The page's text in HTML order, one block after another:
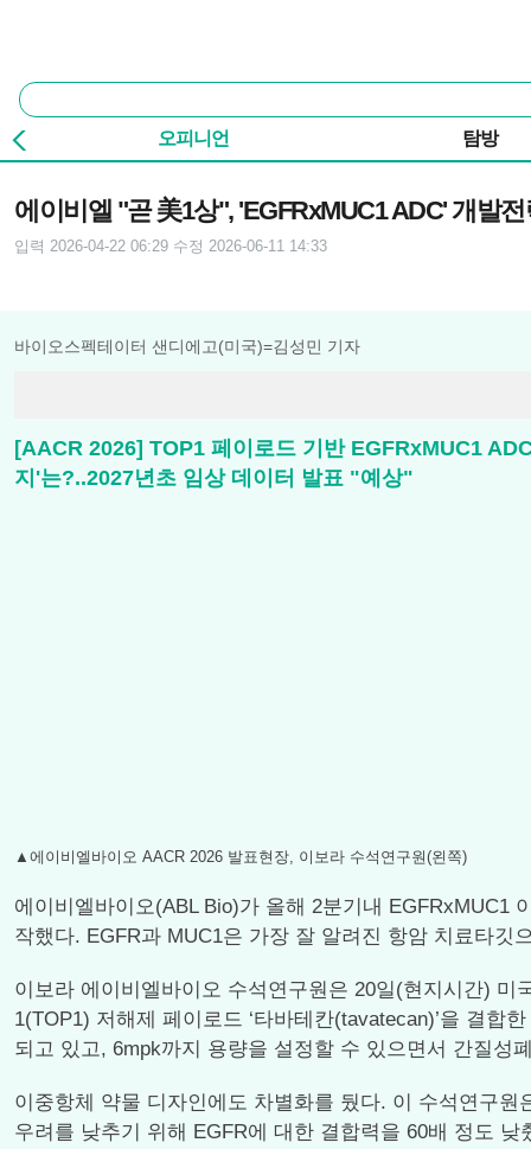
통
합
검
색
오피니언 탐방
에이비엘 "곧 美1상", 'EGFRxMUC1 ADC' 개발
입력 2026-04-22 06:29 수정 2026-06-11 14:33
바이오스펙테이터 샌디에고(미국)=김성민 기자
[AACR 2026] TOP1 페이로드 기반 EGFRxMUC1
지'는?..2027년초 임상 데이터 발표 "예상"
▲에이비엘바이오 AACR 2026 발표현장, 이보라 수석연구원(왼쪽)
에이비엘바이오(ABL Bio)가 올해 2분기내 EGFRxMUC1
작했다. EGFR과 MUC1은 가장 잘 알려진 항암 치료타
이보라 에이비엘바이오 수석연구원은 20일(현지시간) 미
1(TOP1) 저해제 페이로드 ‘타바테칸(tavatecan)’을 결합
되고 있고, 6mpk까지 용량을 설정할 수 있으면서 간질성
이중항체 약물 디자인에도 차별화를 뒀다. 이 수석연구
우려를 낮추기 위해 EGFR에 대한 결합력을 60배 정도